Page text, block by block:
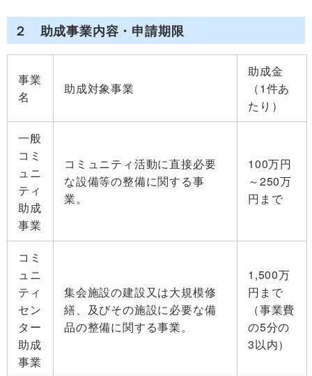
２ 助成事業内容・申請期限
事業
名
助成対象事業
助成金
（1件あ
たり）
一般
コミ
ュニ
ティ
助成
事業
コミュニティ活動に直接必要
な設備等の整備に関する事
業。
100万円
～250万
円まで
コミ
ュニ
ティ
セン
ター
助成
事業
集会施設の建設又は大規模修
繕、及びその施設に必要な備
品の整備に関する事業。
1,500万
円まで
（事業費
の5分の
3以内）